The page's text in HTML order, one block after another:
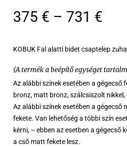
375 € – 731 €
-
KOBUK Fal alatti bidet csaptelep
(A termék a beépítő egységet
Az alábbi színek esetében a gégecső
bronz, matt bronz, szálcsiszolt
Az alábbi színek esetében a gégecső
fekete. Van lehetőség a többi szín
kérni, – ebben az esetben a gégecső
a cső matt fekete lesz.